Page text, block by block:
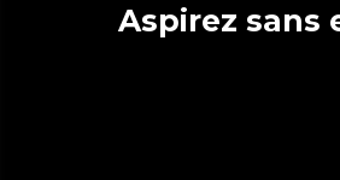
Aspirez